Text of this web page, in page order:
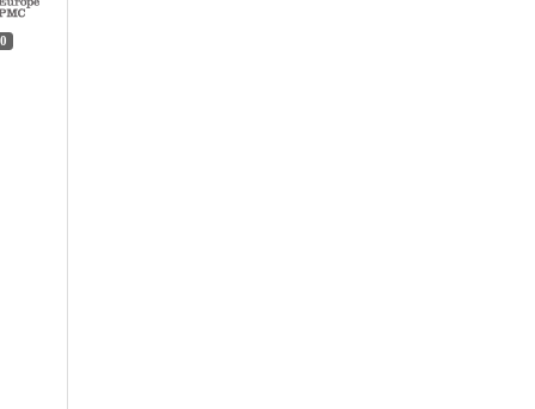
0